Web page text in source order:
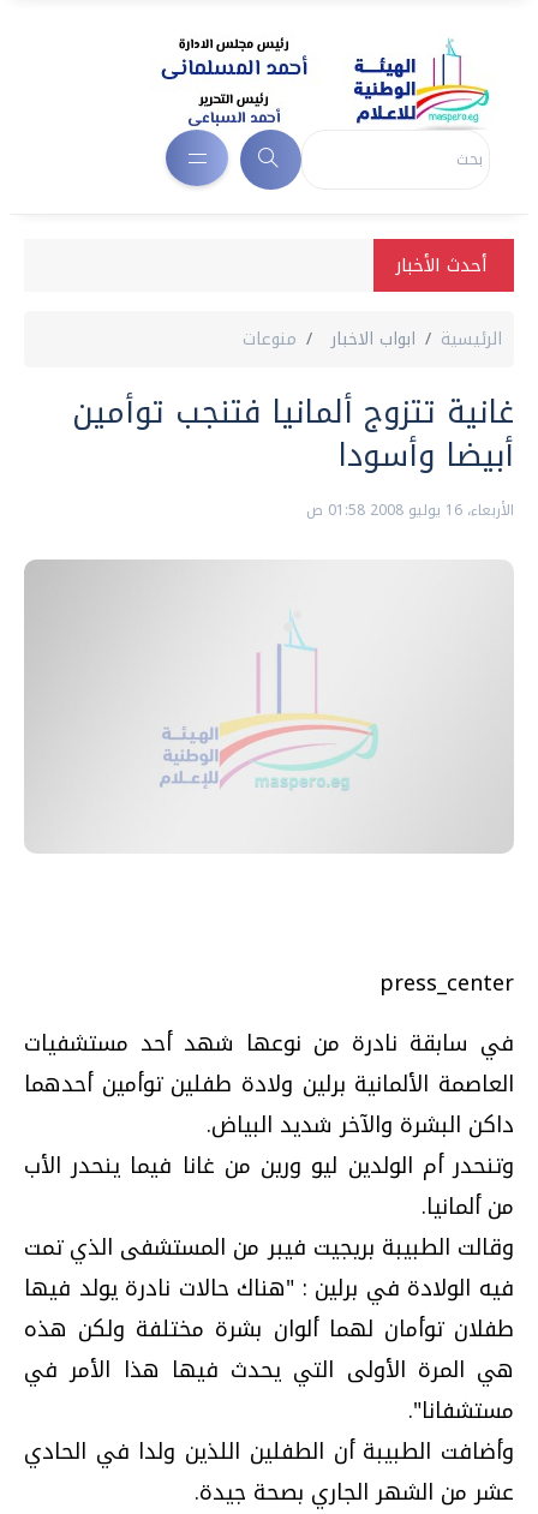
أحدث الأخبار
الرئيسية ابواب الاخبار منوعات
غانية تتزوج ألمانيا فتنجب توأمين
أبيضا وأسودا
الأربعاء، 16 يوليو 2008 01:58 ص
press_center
في سابقة نادرة من نوعها شهد أحد مستشفيات
العاصمة الألمانية برلين ولادة طفلين توأمين أحدهما
داكن البشرة والآخر شديد البياض.
وتنحدر أم الولدين ليو ورين من غانا فيما ينحدر الأب
من ألمانيا.
وقالت الطبيبة بريجيت فيبر من المستشفى الذي تمت
فيه الولادة في برلين : "هناك حالات نادرة يولد فيها
طفلان توأمان لهما ألوان بشرة مختلفة ولكن هذه
هي المرة الأولى التي يحدث فيها هذا الأمر في
مستشفانا".
وأضافت الطبيبة أن الطفلين اللذين ولدا في الحادي
عشر من الشهر الجاري بصحة جيدة.